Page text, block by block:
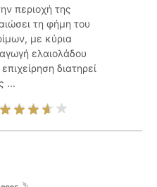
περιοχή της
τη φήμη του
με κύρια
ελαιολάδου
διατηρεί
...